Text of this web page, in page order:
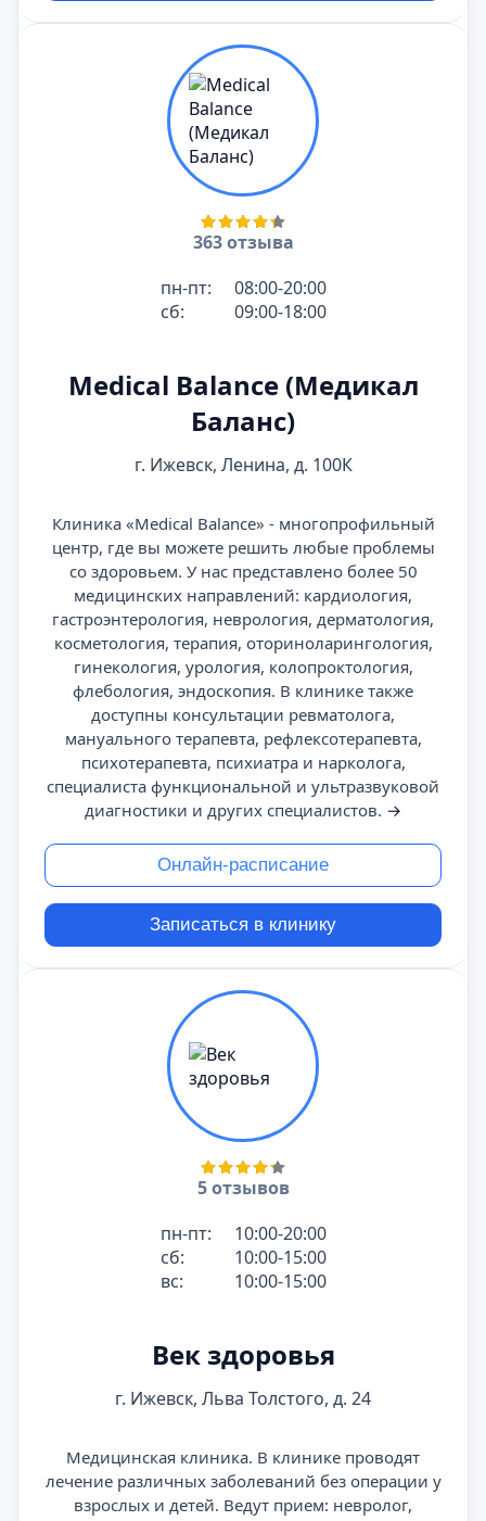
363 отзыва
пн-пт:
08:00-20:00
сб:
09:00-18:00
Medical Balance (Медикал
Баланс)
г. Ижевск, Ленина, д. 100К
Клиника «Medical Balance» - многопрофильный
центр, где вы можете решить любые проблемы
со здоровьем. У нас представлено более 50
медицинских направлений: кардиология,
гастроэнтерология, неврология, дерматология,
косметология, терапия, оториноларингология,
гинекология, урология, колопроктология,
флебология, эндоскопия. В клинике также
доступны консультации ревматолога,
мануального терапевта, рефлексотерапевта,
психотерапевта, психиатра и нарколога,
специалиста функциональной и ультразвуковой
диагностики и других специалистов. →
Онлайн-расписание
Записаться в клинику
5 отзывов
пн-пт:
10:00-20:00
сб:
10:00-15:00
вс:
10:00-15:00
Век здоровья
г. Ижевск, Льва Толстого, д. 24
Медицинская клиника. В клинике проводят
лечение различных заболеваний без операции у
взрослых и детей. Ведут прием: невролог,